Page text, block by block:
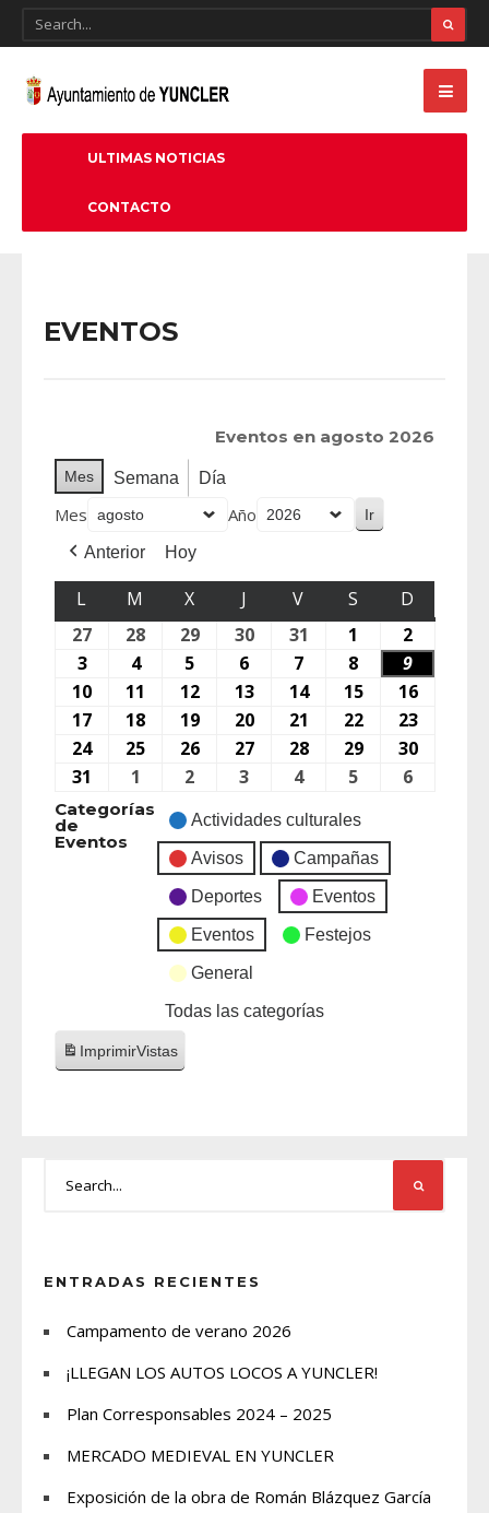
ULTIMAS NOTICIAS
CONTACTO
EVENTOS
Eventos en agosto 2026
Mes Semana Día
Mes Año
Anterior Hoy
L M X J V S
D
27
28 29 30 31 1
2
3
4 5 6 7 8
9
10
11 12 13 14 15
16
17
18 19 20 21 22
23
24
25 26 27 28 29
30
31
1 2 3 4 5 6
Categorías
de
Eventos
Actividades culturales
Avisos Campañas
Deportes Eventos
Eventos Festejos
General
Todas las categorías
ImprimirVistas
ENTRADAS RECIENTES
Campamento de verano 2026
¡LLEGAN LOS AUTOS LOCOS A YUNCLER!
Plan Corresponsables 2024 – 2025
MERCADO MEDIEVAL EN YUNCLER
Exposición de la obra de Román Blázquez García